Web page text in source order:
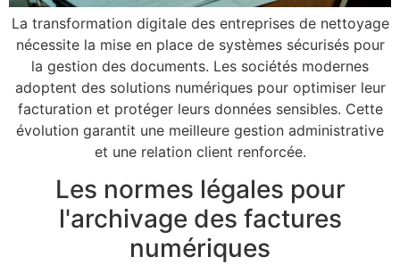
La transformation digitale des entreprises de nettoyage
nécessite la mise en place de systèmes sécurisés pour
la gestion des documents. Les sociétés modernes
adoptent des solutions numériques pour optimiser leur
facturation et protéger leurs données sensibles. Cette
évolution garantit une meilleure gestion administrative
et une relation client renforcée.
Les normes légales pour
l'archivage des factures
numériques